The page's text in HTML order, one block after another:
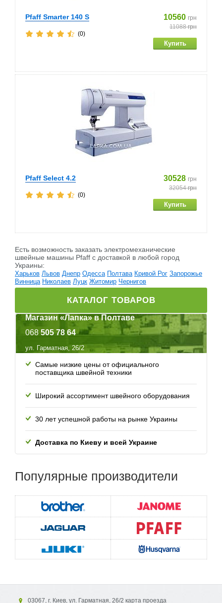
Pfaff Smarter 140 S 10560 грн
11088грн
(0)
Pfaff Select 4.2 30528 грн
32054грн
(0)
Есть возможность заказать электромеханические
швейные машины Pfaff c доставкой в любой город
Украины:
Харьков Львов Днепр Одесса Полтава Кривой Рог Запорожье
Винница Николаев Луцк Житомир Чернигов
КАТАЛОГ ТОВАРОВ
Магазин «Лапка» в Полтаве
068 505 78 64
ул. Гарматная, 26/2
Самые низкие цены от официального
поставщика швейной техники
Широкий ассортимент швейного оборудования
30 лет успешной работы на рынке Украины
Доставка по Киеву и всей Украине
Популярные производители
03067, г. Киев, ул. Гарматная, 26/2 карта проезда